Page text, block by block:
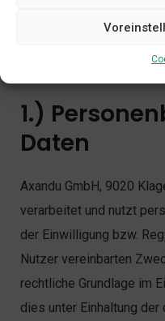
1.)
Daten
Axandu GmbH, 9020
verarbeitet und nutzt
der Einwilligung bzw.
Nutzer vereinbarten
rechtliche Grundlage im
dies unter Einhaltung der